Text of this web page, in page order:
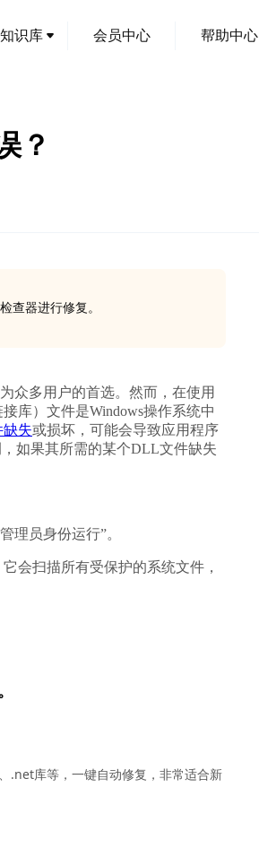
识库 会员中心 帮助中心
？
查器进行修复。
众多用户的首选。然而，在使用
库）文件是Windows操作系统中
失或损坏，可能会导致应用程序
如果其所需的某个DLL文件缺失
理员身份运行”。
会扫描所有受保护的系统文件，
.net库等，一键自动修复，非常适合新